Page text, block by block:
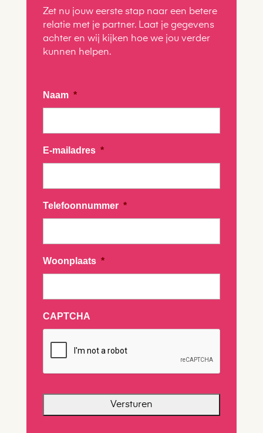
Zet nu jouw eerste stap naar een betere
relatie met je partner. Laat je gegevens
achter en wij kijken hoe we jou verder
kunnen helpen.
Naam *
E-mailadres *
Telefoonnummer *
Woonplaats *
CAPTCHA